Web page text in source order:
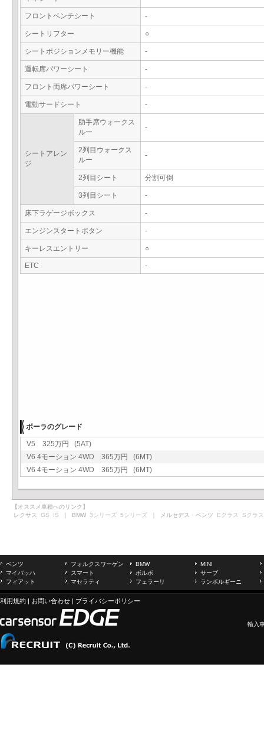
フロントベンチシート -
シートリフター ○
シートポジションメモリー機能 -
運転席パワーシート -
フロント両席パワーシート -
電動サードシート -
シートアレン
ジ
助手席ウォークス
ルー
-
2列目ウォークス
ルー
-
2列目シート 分割可倒
3列目シート -
床下ラゲージボックス -
エンジンスタートボタン -
キーレスエントリー ○
ETC -
ボーラのグレード
V5 325万円 (5AT)
V6 4モーション 4WD 365万円 (6MT)
V6 4モーション 4WD 365万円 (6MT)
【オススメ車種へのリンク】
レクサス GS IS ｜ BMW 3シリーズ 5シリーズ ｜ メルセデス・ベンツ Eクラス Sクラス
ベンツ フォルクスワーゲン BMW
MINI
マイバッハ
スマート ボルボ
サーブ
フィアット
マセラティ フェラーリ ランボルギーニ
利用規約 | お問い合わせ | プライバシーポリシー
輸入